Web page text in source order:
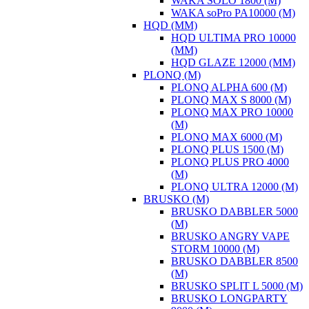
WAKA soPro PA10000 (М)
HQD (ММ)
HQD ULTIMA PRO 10000
(ММ)
HQD GLAZE 12000 (ММ)
PLONQ (М)
PLONQ ALPHA 600 (М)
PLONQ MAX S 8000 (М)
PLONQ MAX PRO 10000
(М)
PLONQ MAX 6000 (М)
PLONQ PLUS 1500 (М)
PLONQ PLUS PRO 4000
(М)
PLONQ ULTRA 12000 (М)
BRUSKO (М)
BRUSKO DABBLER 5000
(М)
BRUSKO ANGRY VAPE
STORM 10000 (М)
BRUSKO DABBLER 8500
(М)
BRUSKO SPLIT L 5000 (М)
BRUSKO LONGPARTY